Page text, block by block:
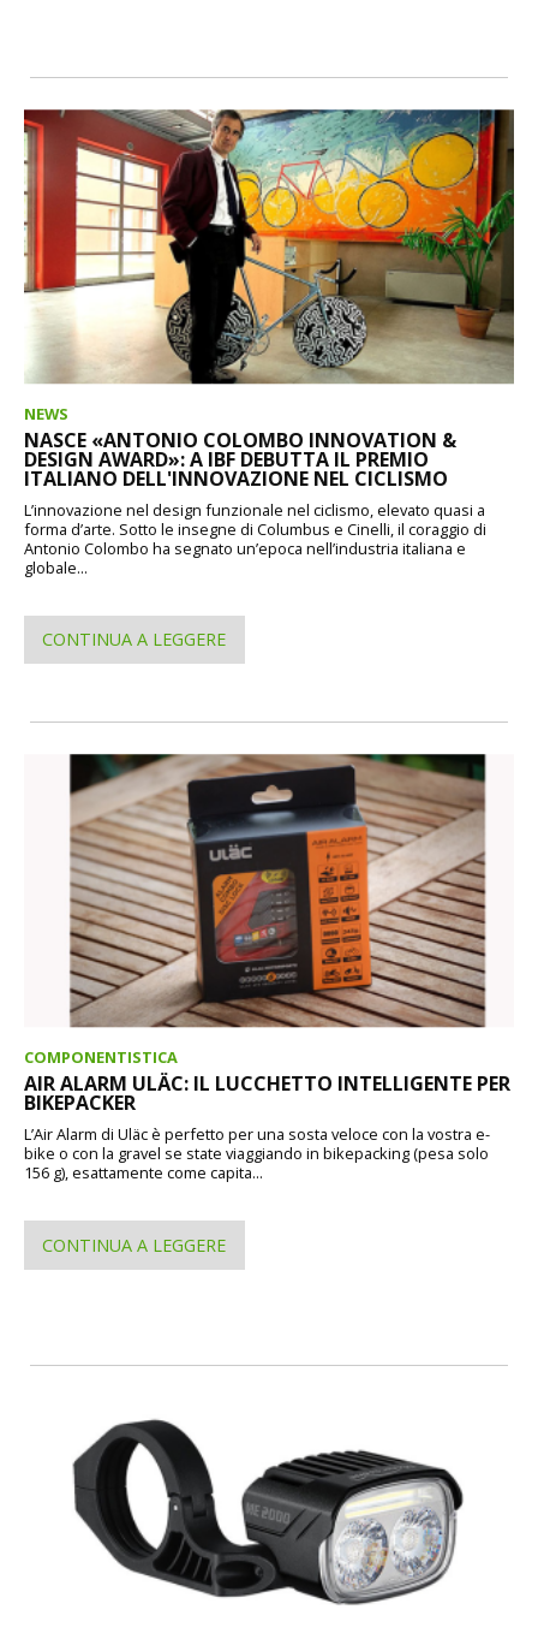
NEWS
NASCE «ANTONIO COLOMBO INNOVATION &
DESIGN AWARD»: A IBF DEBUTTA IL PREMIO
ITALIANO DELL'INNOVAZIONE NEL CICLISMO
L’innovazione nel design funzionale nel ciclismo, elevato quasi a
forma d’arte. Sotto le insegne di Columbus e Cinelli, il coraggio di
Antonio Colombo ha segnato un’epoca nell’industria italiana e
globale...
CONTINUA A LEGGERE
COMPONENTISTICA
AIR ALARM ULÄC: IL LUCCHETTO INTELLIGENTE PER
BIKEPACKER
L’Air Alarm di Uläc è perfetto per una sosta veloce con la vostra e-
bike o con la gravel se state viaggiando in bikepacking (pesa solo
156 g), esattamente come capita...
CONTINUA A LEGGERE